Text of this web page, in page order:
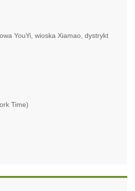
YouYi, wioska Xiamao, dystrykt
Time)